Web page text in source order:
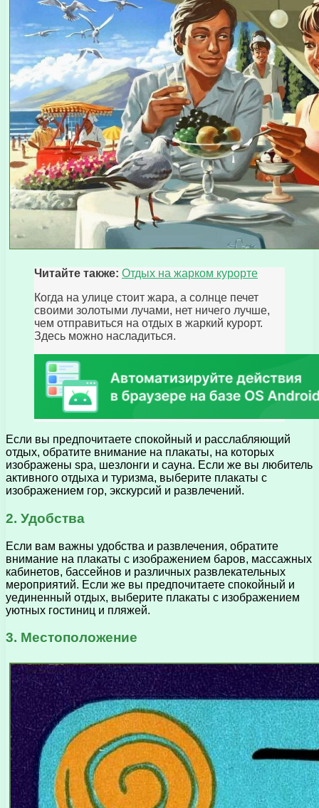
Читайте также: Отдых на жарком курорте
Когда на улице стоит жара, а солнце печет
своими золотыми лучами, нет ничего лучше,
чем отправиться на отдых в жаркий курорт.
Здесь можно насладиться.
Если вы предпочитаете спокойный и расслабляющий
отдых, обратите внимание на плакаты, на которых
изображены spa, шезлонги и сауна. Если же вы любитель
активного отдыха и туризма, выберите плакаты с
изображением гор, экскурсий и развлечений.
2. Удобства
Если вам важны удобства и развлечения, обратите
внимание на плакаты с изображением баров, массажных
кабинетов, бассейнов и различных развлекательных
мероприятий. Если же вы предпочитаете спокойный и
уединенный отдых, выберите плакаты с изображением
уютных гостиниц и пляжей.
3. Местоположение